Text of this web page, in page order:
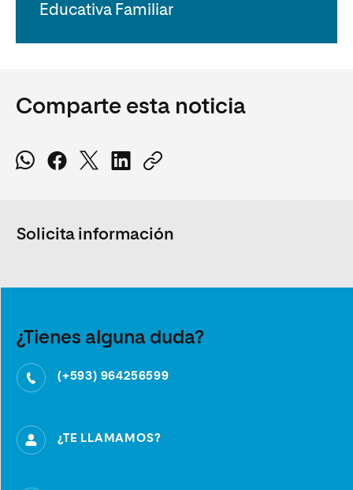
Educativa Familiar
Comparte esta noticia
Solicita información
¿Tienes alguna duda?
(+593) 964256599
¿TE LLAMAMOS?